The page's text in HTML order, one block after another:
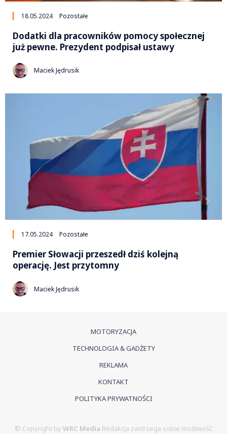
18.05.2024 Pozostałe
Dodatki dla pracowników pomocy społecznej
już pewne. Prezydent podpisał ustawy
Maciek Jędrusik
17.05.2024 Pozostałe
Premier Słowacji przeszedł dziś kolejną
operację. Jest przytomny
Maciek Jędrusik
MOTORYZACJA
TECHNOLOGIA & GADŻETY
REKLAMA
KONTAKT
POLITYKA PRYWATNOŚCI
© Copyright by WRC Media Redakcja zastrzega sobie możliwość